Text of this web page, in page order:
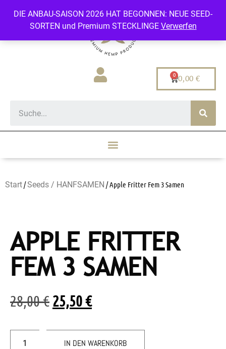
DIE ANBAU-SAISON 2026 HAT BEGONNEN: NEUE SEED-
SORTEN und Premium STECKLINGE Verwerfen
0,00€
Start/Seeds / HANFSAMEN / Apple Fritter Fem 3 Samen
APPLE FRITTER
FEM 3 SAMEN
28,00€25,50€
IN DEN WARENKORB